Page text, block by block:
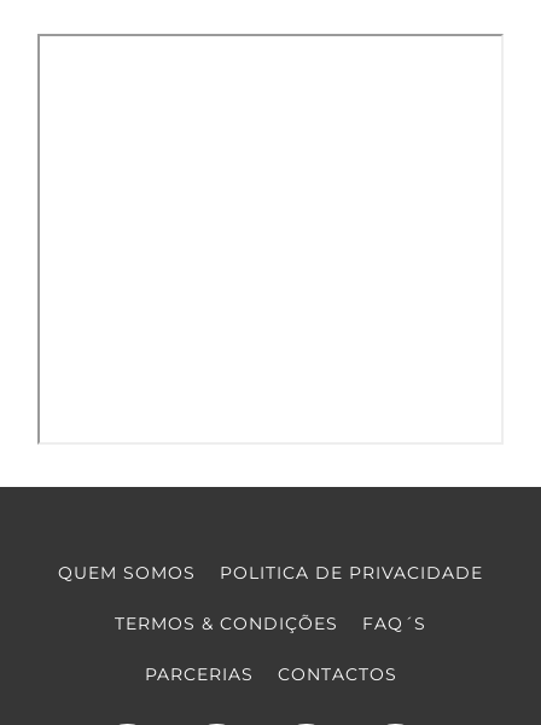
QUEM SOMOS POLITICA DE PRIVACIDADE
TERMOS & CONDIÇÕES FAQ´S
PARCERIAS CONTACTOS